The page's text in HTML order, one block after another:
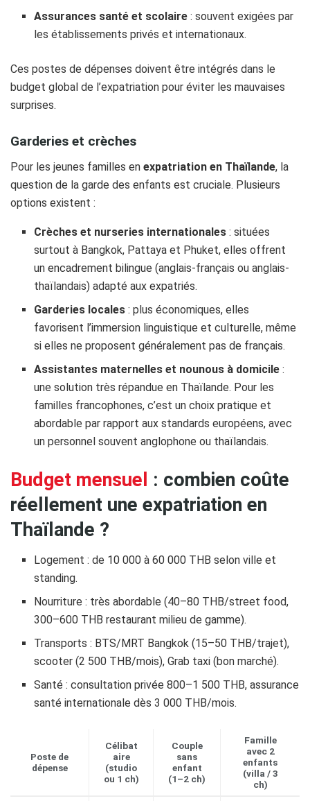
Assurances santé et scolaire : souvent exigées par
les établissements privés et internationaux.
Ces postes de dépenses doivent être intégrés dans le
budget global de l’expatriation pour éviter les mauvaises
surprises.
Garderies et crèches
Pour les jeunes familles en expatriation en Thaïlande, la
question de la garde des enfants est cruciale. Plusieurs
options existent :
Crèches et nurseries internationales : situées
surtout à Bangkok, Pattaya et Phuket, elles offrent
un encadrement bilingue (anglais-français ou anglais-
thaïlandais) adapté aux expatriés.
Garderies locales : plus économiques, elles
favorisent l’immersion linguistique et culturelle, même
si elles ne proposent généralement pas de français.
Assistantes maternelles et nounous à domicile :
une solution très répandue en Thaïlande. Pour les
familles francophones, c’est un choix pratique et
abordable par rapport aux standards européens, avec
un personnel souvent anglophone ou thaïlandais.
Budget mensuel : combien coûte
réellement une expatriation en
Thaïlande ?
Logement : de 10 000 à 60 000 THB selon ville et
standing.
Nourriture : très abordable (40–80 THB/street food,
300–600 THB restaurant milieu de gamme).
Transports : BTS/MRT Bangkok (15–50 THB/trajet),
scooter (2 500 THB/mois), Grab taxi (bon marché).
Santé : consultation privée 800–1 500 THB, assurance
santé internationale dès 3 000 THB/mois.
Poste de
dépense
Célibat
aire
(studio
ou 1 ch)
Couple
sans
enfant
(1–2 ch)
Famille
avec 2
enfants
(villa / 3
ch)